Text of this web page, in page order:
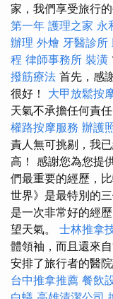
家，我們享受旅行
第一年 護理之家 永
辦理 外燴 牙醫診所
程 律師事務所 裝潢
撥筋療法 首先，感
很好！ 大甲放鬆按
天氣不承擔任何責
權路按摩服務 辦護
責人無可挑剔，我
高！ 感謝您為您提
們最重要的經歷，
世界》是最特別的
是一次非常好的經
望天氣。 士林推拿
體領袖，而且還來自
安排了旅行者的醫
台中推拿推薦 餐飲